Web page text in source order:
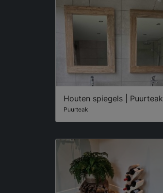
Houten spiegels | Puurteak
Puurteak